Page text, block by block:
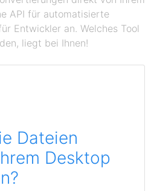
API für automatisierte
Entwickler an. Welches Tool
liegt bei Ihnen!
Dateien
Desktop